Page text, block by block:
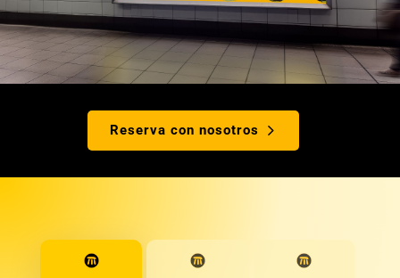
Reserva con nosotros